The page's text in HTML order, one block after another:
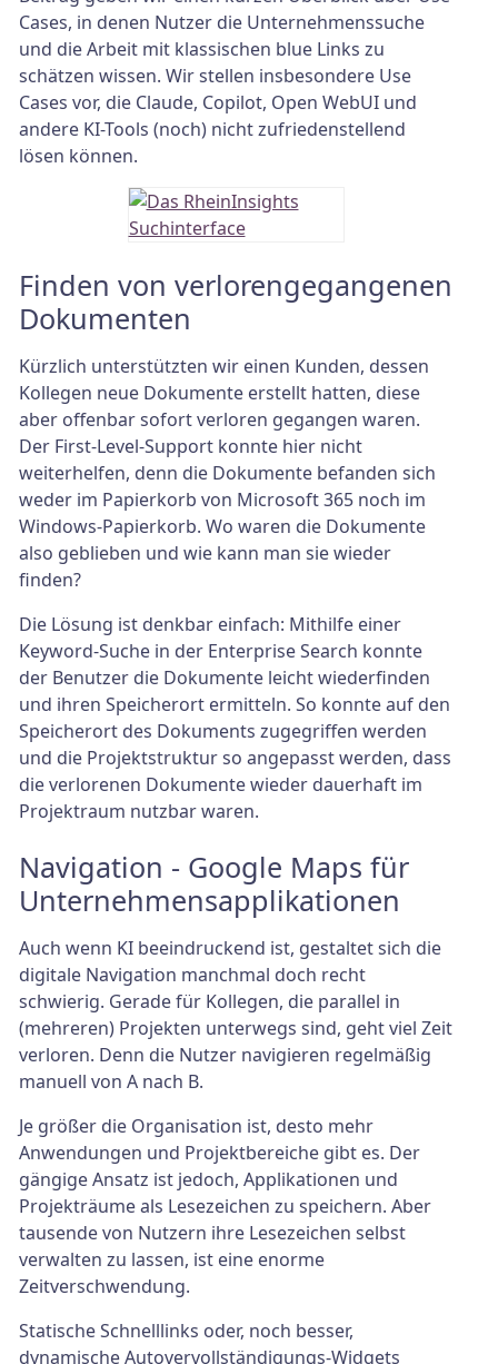
Cases, in denen Nutzer die Unternehmenssuche
und die Arbeit mit klassischen blue Links zu
schätzen wissen. Wir stellen insbesondere Use
Cases vor, die Claude, Copilot, Open WebUI und
andere KI-Tools (noch) nicht zufriedenstellend
lösen können.
Finden von verlorengegangenen
Dokumenten
Kürzlich unterstützten wir einen Kunden, dessen
Kollegen neue Dokumente erstellt hatten, diese
aber offenbar sofort verloren gegangen waren.
Der First-Level-Support konnte hier nicht
weiterhelfen, denn die Dokumente befanden sich
weder im Papierkorb von Microsoft 365 noch im
Windows-Papierkorb. Wo waren die Dokumente
also geblieben und wie kann man sie wieder
finden?
Die Lösung ist denkbar einfach: Mithilfe einer
Keyword-Suche in der Enterprise Search konnte
der Benutzer die Dokumente leicht wiederfinden
und ihren Speicherort ermitteln. So konnte auf den
Speicherort des Dokuments zugegriffen werden
und die Projektstruktur so angepasst werden, dass
die verlorenen Dokumente wieder dauerhaft im
Projektraum nutzbar waren.
Navigation - Google Maps für
Unternehmensapplikationen
Auch wenn KI beeindruckend ist, gestaltet sich die
digitale Navigation manchmal doch recht
schwierig. Gerade für Kollegen, die parallel in
(mehreren) Projekten unterwegs sind, geht viel Zeit
verloren. Denn die Nutzer navigieren regelmäßig
manuell von A nach B.
Je größer die Organisation ist, desto mehr
Anwendungen und Projektbereiche gibt es. Der
gängige Ansatz ist jedoch, Applikationen und
Projekträume als Lesezeichen zu speichern. Aber
tausende von Nutzern ihre Lesezeichen selbst
verwalten zu lassen, ist eine enorme
Zeitverschwendung.
Statische Schnelllinks oder, noch besser,
dynamische Autovervollständigungs-Widgets